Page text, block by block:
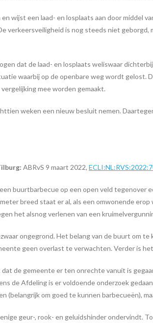
wijst een laad- en losplaats aan door middel
verkeersveiligheid is nog steeds niet
dat de laad- en losplaats weliswaar
waarbij op de openbare weg wordt gelost.
mee worden gemaakt.
weken een nieuw besluit nemen.
ABRvS 9 maart 2022,
buurtbarbecue op een open veld tegenover
breed staat er al, als een omwonende
het alsnog verlenen van een
ongegrond. Het belang van de buurt om
geen overlast te verwachten. Verder is
de gemeente er ten onrechte vanuit is
de Afdeling is er voldoende onderzoek
(belangrijk om goed te kunnen barbecueën),
geur-, rook- en geluidshinder ondervindt.